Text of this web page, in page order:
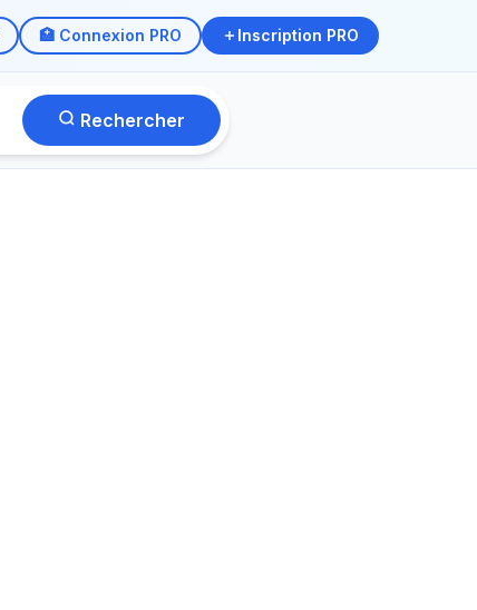
🏥 Connexion PRO Inscription PRO
Rechercher